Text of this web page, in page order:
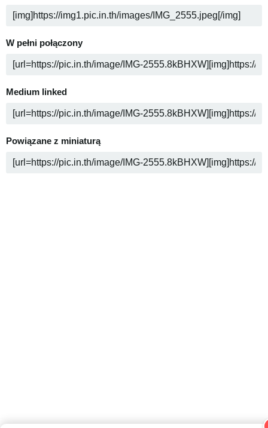
W pełni połączony
Medium linked
Powiązane z miniaturą